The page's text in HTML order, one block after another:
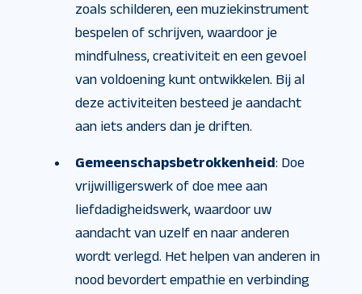
zoals schilderen, een muziekinstrument
bespelen of schrijven, waardoor je
mindfulness, creativiteit en een gevoel
van voldoening kunt ontwikkelen. Bij al
deze activiteiten besteed je aandacht
aan iets anders dan je driften.
Gemeenschapsbetrokkenheid: Doe
vrijwilligerswerk of doe mee aan
liefdadigheidswerk, waardoor uw
aandacht van uzelf en naar anderen
wordt verlegd. Het helpen van anderen in
nood bevordert empathie en verbinding